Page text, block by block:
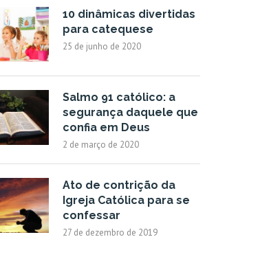
10 dinâmicas divertidas
para catequese
25 de junho de 2020
Salmo 91 católico: a
segurança daquele que
confia em Deus
2 de março de 2020
Ato de contrição da
Igreja Católica para se
confessar
27 de dezembro de 2019